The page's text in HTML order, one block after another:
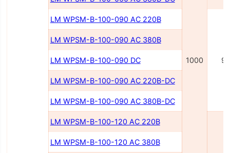
1000
LM WPSM-B-100-090 AC 220В
LM WPSM-B-100-090 AC 380В
LM WPSM-B-100-090 DC
LM WPSM-B-100-090 AC 220B-DC
LM WPSM-B-100-090 AC 380B-DC
LM WPSM-B-100-120 AC 220B
LM WPSM-B-100-120 AC 380B